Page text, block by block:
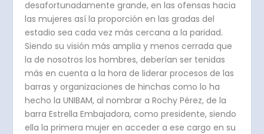
desafortunadamente grande, en las ofensas hacia
las mujeres así la proporción en las gradas del
estadio sea cada vez más cercana a la paridad.
Siendo su visión más amplia y menos cerrada que
la de nosotros los hombres, deberían ser tenidas
más en cuenta a la hora de liderar procesos de las
barras y organizaciones de hinchas como lo ha
hecho la UNIBAM, al nombrar a Rochy Pérez, de la
barra Estrella Embajadora, como presidente, siendo
ella la primera mujer en acceder a ese cargo en su